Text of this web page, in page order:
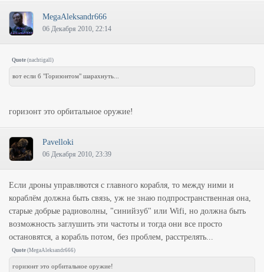
MegaAleksandr666
06 Декабря 2010, 22:14
Quote (nachtigall)
вот если б "Горизонтом" шарахнуть...
горизонт это орбитальное оружие!
Pavelloki
06 Декабря 2010, 23:39
Если дроны управляются с главного корабля, то между ними и
кораблём должна быть связь, уж не знаю подпространственная она,
старые добрые радиоволны, "синийзуб" или Wifi, но должна быть
возможность заглушить эти частоты и тогда они все просто
остановятся, а корабль потом, без проблем, расстрелять...
Quote (MegaAleksandr666)
горизонт это орбитальное оружие!